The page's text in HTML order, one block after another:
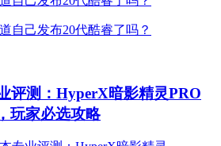
评测：HyperX暗影精灵PRO
玩家必选攻略